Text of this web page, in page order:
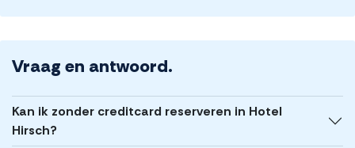
Vraag en antwoord.
Kan ik zonder creditcard reserveren in Hotel
Hirsch?